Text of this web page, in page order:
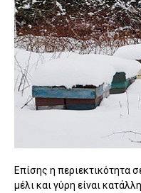
Επίσης η περιεκτικότητα
μέλι και γύρη είναι